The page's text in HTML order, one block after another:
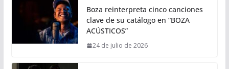
Boza reinterpreta cinco canciones
clave de su catálogo en “BOZA
ACÚSTICOS”
24 de julio de 2026